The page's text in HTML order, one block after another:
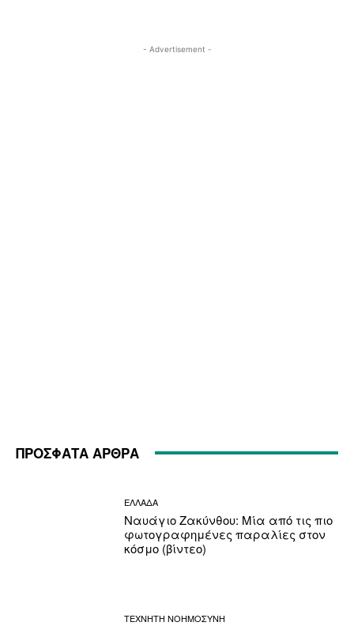
- Advertisement -
ΠΡΟΣΦΑΤΑ ΑΡΘΡΑ
ΕΛΛΑΔΑ
Ναυάγιο Ζακύνθου: Μία από τις πιο
φωτογραφημένες παραλίες στον
κόσμο (βίντεο)
ΤΕΧΝΗΤΗ ΝΟΗΜΟΣΥΝΗ